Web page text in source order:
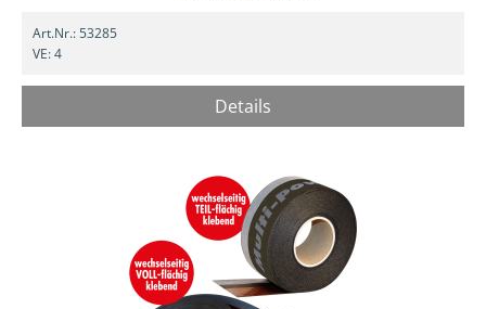
Art.Nr.:53285
VE:4
Details